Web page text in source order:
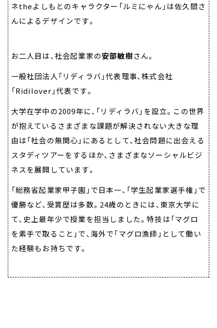
ネtheよしもとのキャラクター「ルミにゃん」は佐久間さ
んによるデザインです。
お二人目は、社会起業家の安部敏樹さん。
一般社団法人「リディラバ」代表理事、株式会社
「Ridilover」代表です。
大学在学中の2009年に、「リディラバ」を設立。この世界
が抱えているさまざまな課題が解決されない大きな理
由は「社会の無関心」にあるとして、社会問題に出会える
スタディツアーをするほか、さまざまなソーシャルビジ
ネスを展開しています。
「総務省起業家甲子園」で日本一、「学生起業家選手権」で
優勝など、受賞歴は多数。24歳のときには、東京大学に
て、史上最年少で授業を担当しました。特技は「マグロ
を素手で取ること」で、海外で「マグロ漁師」として働い
た経験もお持ちです。